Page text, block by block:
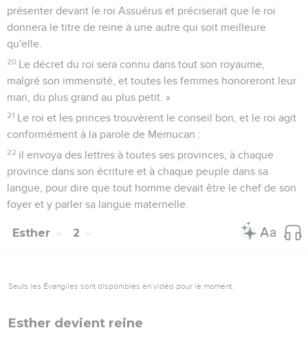
présenter devant le roi Assuérus et préciserait que le roi
donnera le titre de reine à une autre qui soit meilleure
qu'elle.
20 Le décret du roi sera connu dans tout son royaume,
malgré son immensité, et toutes les femmes honoreront leur
mari, du plus grand au plus petit. »
21 Le roi et les princes trouvèrent le conseil bon, et le roi agit
conformément à la parole de Memucan :
22 il envoya des lettres à toutes ses provinces, à chaque
province dans son écriture et à chaque peuple dans sa
langue, pour dire que tout homme devait être le chef de son
foyer et y parler sa langue maternelle.
Esther 2
Seuls les Évangiles sont disponibles en vidéo pour le moment.
Esther devient reine